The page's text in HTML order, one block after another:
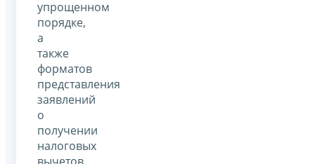
упрощенном
порядке,
а
также
форматов
представления
заявлений
о
получении
налоговых
вычетов